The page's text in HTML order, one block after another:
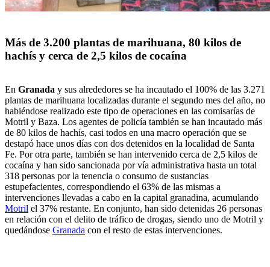
Más de 3.200 plantas de marihuana, 80 kilos de
hachís y cerca de 2,5 kilos de cocaína
En Granada y sus alrededores se ha incautado el 100% de las 3.271
plantas de marihuana localizadas durante el segundo mes del año, no
habiéndose realizado este tipo de operaciones en las comisarías de
Motril y Baza. Los agentes de policía también se han incautado más
de 80 kilos de hachís, casi todos en una macro operación que se
destapó hace unos días con dos detenidos en la localidad de Santa
Fe. Por otra parte, también se han intervenido cerca de 2,5 kilos de
cocaína y han sido sancionada por vía administrativa hasta un total
318 personas por la tenencia o consumo de sustancias
estupefacientes, correspondiendo el 63% de las mismas a
intervenciones llevadas a cabo en la capital granadina, acumulando
Motril el 37% restante. En conjunto, han sido detenidas 26 personas
en relación con el delito de tráfico de drogas, siendo uno de Motril y
quedándose Granada con el resto de estas intervenciones.